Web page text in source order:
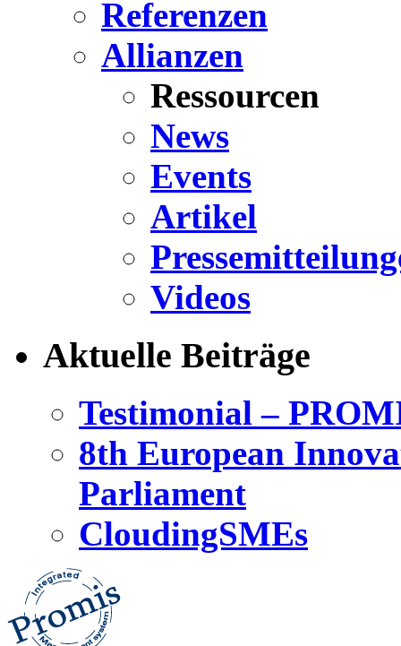
Referenzen
Allianzen
Ressourcen
News
Events
Artikel
Videos
Aktuelle Beiträge
Testimonial –
8th European
Parliament
CloudingSMEs